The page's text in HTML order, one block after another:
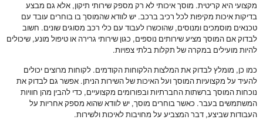
מקצועי היא קריטית. מוסך איכותי לא רק מספק שירותי תיקון, אלא גם מבצע
בדיקות איכות מקיפות לכל רכיב ברכב. יש לוודא שהמוסך בו בוחרים עובד עם
טכנאים מוסמכים ומנוסים, שהוכשרו לעבוד עם כלי רכב מסוגים שונים. חשוב
לבדוק אם המוסך מציע שירותים נוספים, כגון שירותי גרירה או טיפול מונע, שיכולים
להיות מועילים במקרה של תקלות בלתי צפויות.
כמו כן, מומלץ לבדוק את המלצות הלקוחות הקודמים. לקוחות מרוצים יכולים
להעיד על מקצועיות המוסך ועל האיכות של השירות הניתן. אפשר גם לבדוק את
נוכחות המוסך ברשתות החברתיות ובפורומים מקצועיים, כדי להבין מהן חוויות
המשתמשים בעבר. כאשר בוחרים מוסך, יש לוודא שהוא מספק אחריות על
העבודות שביצע, דבר המצביע על מחויבות לאיכות ולשירות.